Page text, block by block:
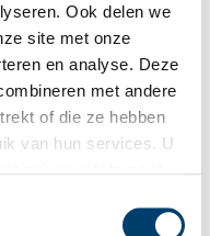
Ook delen we
site met onze
en analyse. Deze
met andere
of die ze hebben
van hun services. U
privacybeleid.